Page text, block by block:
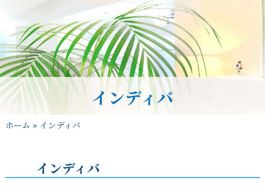
インディバ
ホーム » インディバ
インディバ